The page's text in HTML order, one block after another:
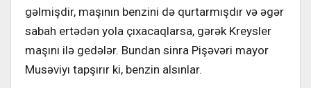
gəlmişdir, maşının benzini də qurtarmışdır və əgər
sabah ertədən yola çıxacaqlarsa, gərək Kreysler
maşını ilə gedələr. Bundan sinra Pişəvəri mayor
Musəviyı tapşırır ki, benzin alsınlar.